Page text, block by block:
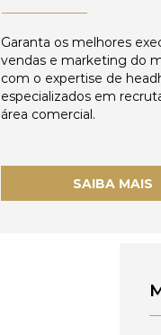
Garanta os melhores
vendas e marketing do
com o expertise de
especializados em
área comercial.
SAIBA MAIS